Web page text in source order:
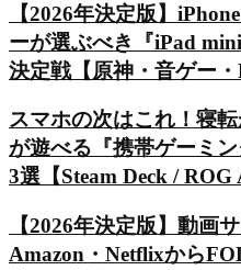
【2026年決定版】
ーが選ぶべき『iPad
決定戦【原神・音ゲー・
スマホの次はこれ！寝
が遊べる『携帯ゲーミ
3選【Steam Deck / ROG
【2026年決定版】動画
Amazon・Netflixから